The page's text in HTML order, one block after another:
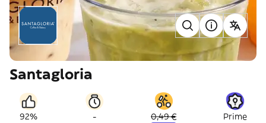
Santagloria
92% - 0,49 € Prime